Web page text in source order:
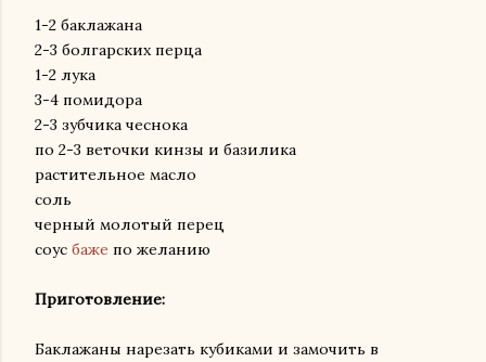
1-2 баклажана
2-3 болгарских перца
1-2 лука
3-4 помидора
2-3 зубчика чеснока
по 2-3 веточки кинзы и базилика
растительное масло
соль
черный молотый перец
соус баже по желанию
Приготовление:
Баклажаны нарезать кубиками и замочить в